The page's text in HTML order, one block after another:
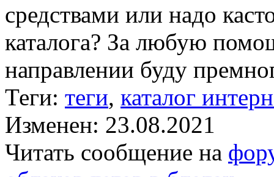
средствами или надо
каталога? За любую
направлении буду
Теги: теги, каталог
Изменен: 23.08.2021
Читать сообщение на